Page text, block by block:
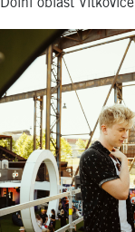
oblast Vítkovice